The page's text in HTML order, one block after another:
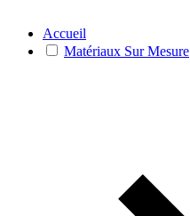
Accueil
Matériaux Sur Mesure